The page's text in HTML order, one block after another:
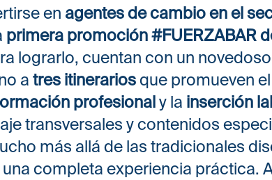
en agentes de cambio en el
primera promoción #FUERZABAR
lograrlo, cuentan con un
atres itinerariosque promueven
profesionaly la inserción
transversales y contenidos
más allá de las tradicionales
completa experiencia práctica.